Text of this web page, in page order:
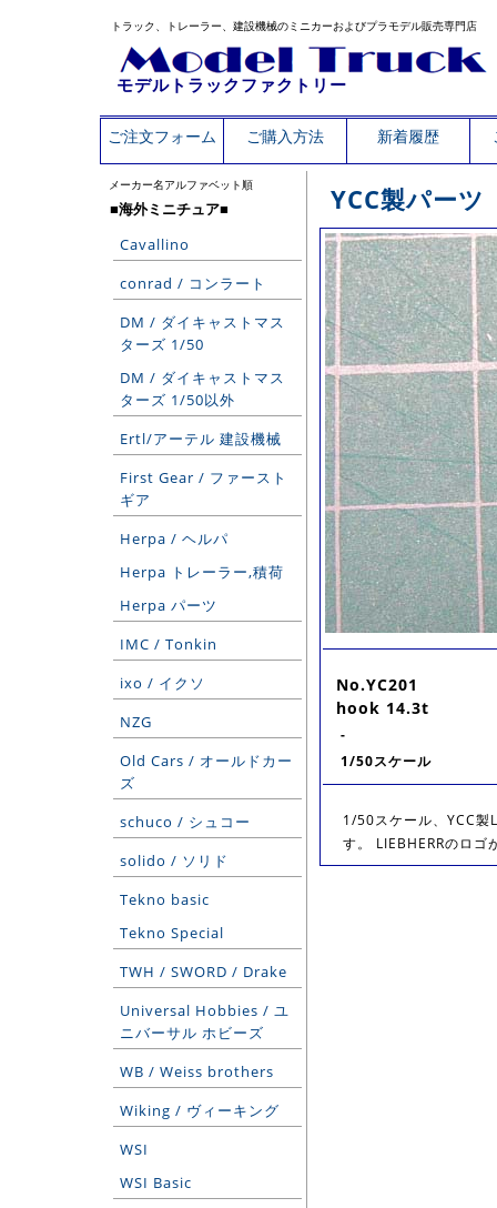
トラック、トレーラー、建設機械のミニカーおよびプラモデル販売専門店
モデルトラックファクトリー
ご注文フォーム ご購入方法 新着履歴
メーカー名アルファベット順
■海外ミニチュア■
Cavallino
conrad / コンラート
DM / ダイキャストマス
ターズ 1/50
DM / ダイキャストマス
ターズ 1/50以外
Ertl/アーテル 建設機械
First Gear / ファースト
ギア
Herpa / ヘルパ
Herpa トレーラー,積荷
Herpa パーツ
IMC / Tonkin
ixo / イクソ
NZG
Old Cars / オールドカー
ズ
schuco / シュコー
solido / ソリド
Tekno basic
Tekno Special
TWH / SWORD / Drake
Universal Hobbies / ユ
ニバーサル ホビーズ
WB / Weiss brothers
Wiking / ヴィーキング
WSI
WSI Basic
YCC製パーツ
No.YC201
hook 14.3t
-
1/50スケール
1/50スケール、YCC
す。 LIEBHERRのロゴ